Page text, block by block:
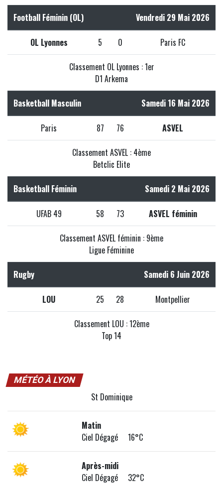
Football Féminin (OL) Vendredi 29 Mai 2026
OL Lyonnes 5 0 Paris FC
Classement OL Lyonnes : 1er
D1 Arkema
Basketball Masculin Samedi 16 Mai 2026
Paris 87 76 ASVEL
Classement ASVEL : 4ème
Betclic Elite
Basketball Féminin Samedi 2 Mai 2026
UFAB 49 58 73 ASVEL féminin
Classement ASVEL féminin : 9ème
Ligue Féminine
Rugby Samedi 6 Juin 2026
LOU 25 28 Montpellier
Classement LOU : 12ème
Top 14
MÉTÉO À LYON
St Dominique
Matin
Ciel Dégagé 16°C
Après-midi
Ciel Dégagé 32°C